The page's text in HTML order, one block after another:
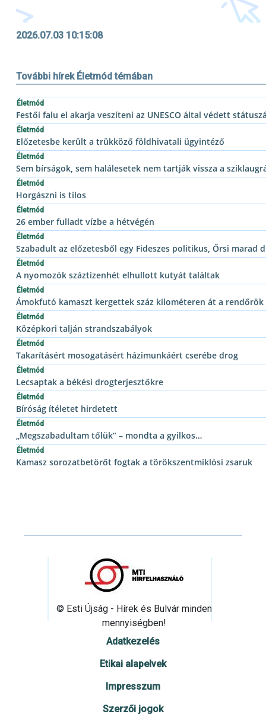
2026.07.03 10:15:08
További hírek Életmód témában
Életmód
Festői falu el akarja veszíteni az UNESCO által védett
Életmód
Előzetesbe került a trükköző földhivatali ügyintéző
Életmód
Sem bírságok, sem halálesetek nem tartják vissza a
Életmód
Horgászni is tilos
Életmód
26 ember fulladt vízbe a hétvégén
Életmód
Szabadult az előzetesből egy Fideszes politikus, Őrsi marad
Életmód
A nyomozók száztizenhét elhullott kutyát találtak
Életmód
Ámokfutó kamaszt kergettek száz kilométeren át a rendőrök
Életmód
Középkori talján strandszabályok
Életmód
Takarításért mosogatásért házimunkáért cserébe drog
Életmód
Lecsaptak a békési drogterjesztőkre
Életmód
Bíróság ítéletet hirdetett
Életmód
„Megszabadultam tőlük” – mondta a gyilkos…
Életmód
Kamasz sorozatbetörőt fogtak a törökszentmiklósi zsaruk
© Esti Újság - Hírek és Bulvár minden
mennyiségben!
Adatkezelés
Etikai alapelvek
Impresszum
Szerzői jogok